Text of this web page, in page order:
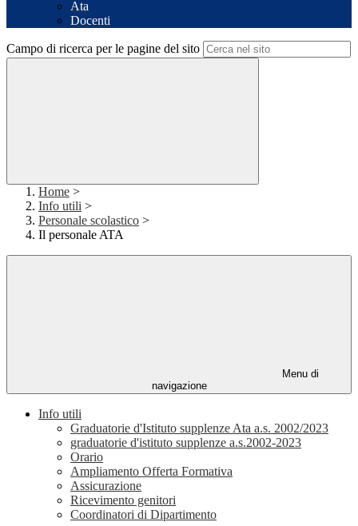
Ata
Docenti
Campo di ricerca per le pagine del sito
Home >
Info utili >
Personale scolastico >
Il personale ATA
Menu di
navigazione
Info utili
Graduatorie d'Istituto supplenze Ata a.s. 2002/2023
graduatorie d'istituto supplenze a.s.2002-2023
Orario
Ampliamento Offerta Formativa
Assicurazione
Ricevimento genitori
Coordinatori di Dipartimento